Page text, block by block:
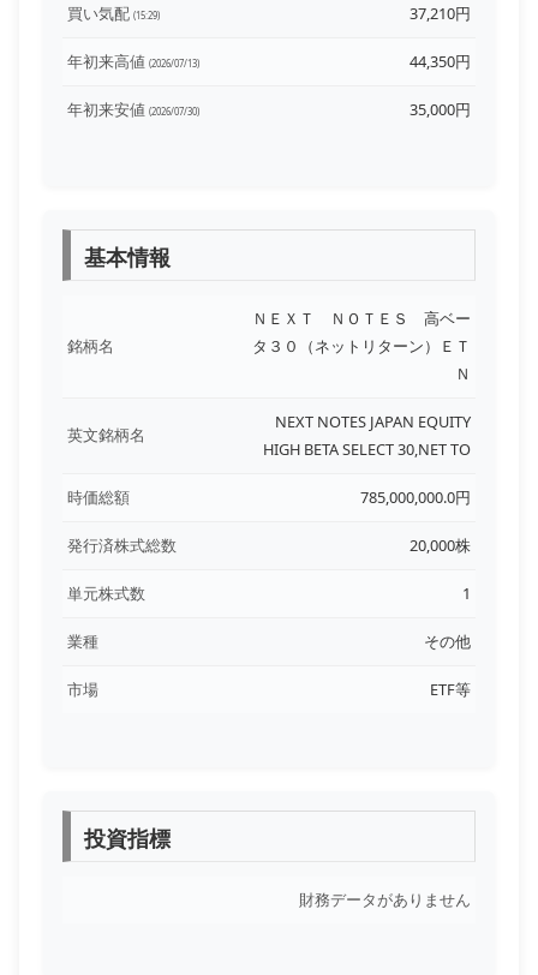
買い気配 (15:29) 37,210円
年初来高値 (2026/07/13) 44,350円
年初来安値 (2026/07/30) 35,000円
基本情報
銘柄名
ＮＥＸＴ ＮＯＴＥＳ 高ベー
タ３０（ネットリターン）ＥＴ
Ｎ
英文銘柄名
NEXT NOTES JAPAN EQUITY
HIGH BETA SELECT 30,NET TO
時価総額 785,000,000.0円
発行済株式総数 20,000株
単元株式数 1
業種 その他
市場 ETF等
投資指標
財務データがありません